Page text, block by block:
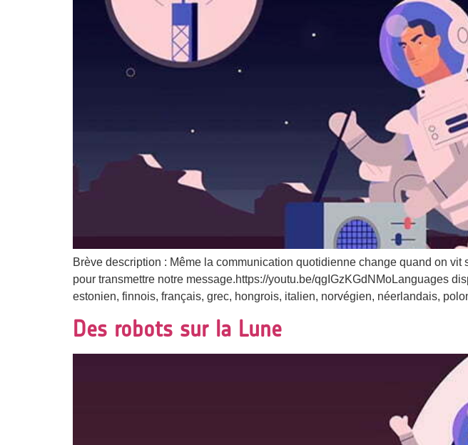
Brève description : Même la communication quotidienne change quand on
pour transmettre notre message.https://youtu.be/qgIGzKGdNMoLanguages
estonien, finnois, français, grec, hongrois, italien, norvégien, néerlandais,
Des robots sur la Lune